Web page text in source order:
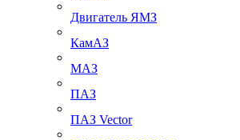
Двигатель ЯМЗ
КамАЗ
МАЗ
ПАЗ
ПАЗ Vector